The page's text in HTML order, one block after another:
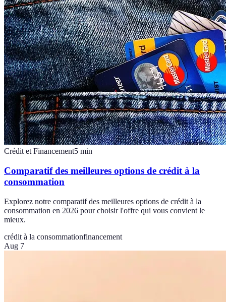
Crédit et Financement5 min
Comparatif des meilleures options de crédit à la
consommation
Explorez notre comparatif des meilleures options de crédit à la
consommation en 2026 pour choisir l'offre qui vous convient le
mieux.
crédit à la consommationfinancement
Aug 7